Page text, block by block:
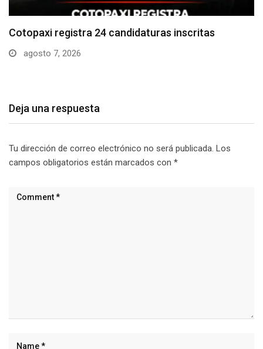
Parque Nacional Cotopaxi espera alta afluencia de
visitantes…
Deja una respuesta
Tu dirección de correo electrónico no será publicada. Los
campos obligatorios están marcados con *